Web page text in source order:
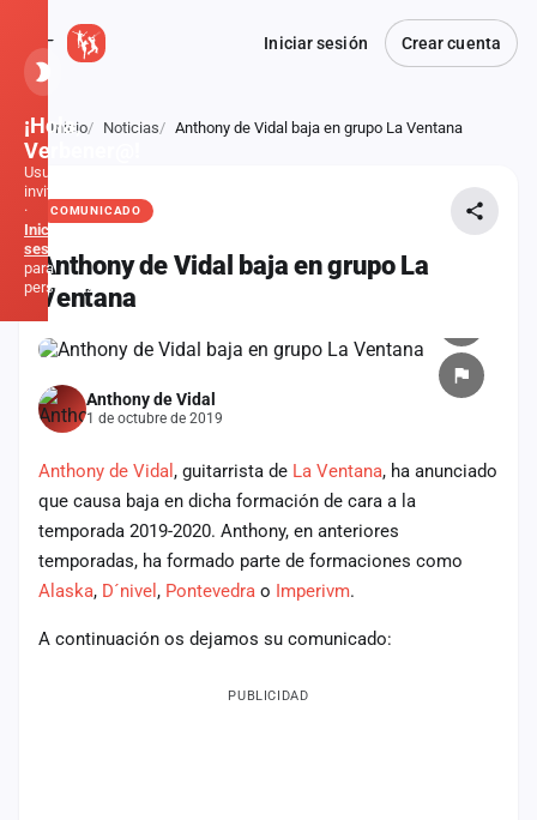
Iniciar sesión Crear cuenta
Atrás
Inicio Noticias Anthony de Vidal baja en grupo La Ventana
COMUNICADO
Anthony de Vidal baja en grupo La
Ventana
Anthony de Vidal
1 de octubre de 2019
Anthony de Vidal , guitarrista de La Ventana, ha anunciado
que causa baja en dicha formación de cara a la
temporada 2019-2020. Anthony, en anteriores
temporadas, ha formado parte de formaciones como
Alaska, D´nivel , Pontevedra o Imperivm.
A continuación os dejamos su comunicado:
PUBLICIDAD
¡Hola,
Verbener@!
Usuario
invitado
·
Inicia
sesión
para
personalizar
Inicio
Noticias
Formaciones
Fiestas
Mapa
de